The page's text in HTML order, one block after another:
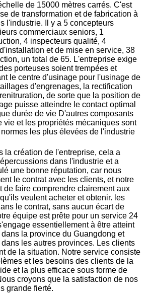
de 15000 mètres carrés. C'est
de transformation et de fabrication à
l'industrie. Il y a 5 concepteurs
commerciaux seniors, 1
4 inspecteurs qualité, 4
et de mise en service, 38
un total de 65. L'entreprise exige
porteuses soient trempées et
le centre d'usinage pour l'usinage de
d'engrenages, la rectification
de sorte que la position de
puisse atteindre le contact optimal
durée de vie D'autres composants
vie et les propriétés mécaniques sont
les plus élevées de l'industrie
la création de l'entreprise, cela a
dans l'industrie et a
une bonne réputation, car nous
le contrat avec les clients, et notre
de faire comprendre clairement aux
veulent acheter et obtenir. les
le contrat, sans aucun écart de
équipe est prête pour un service 24
essentiellement à être atteint
la province du Guangdong et
les autres provinces. Les clients
de la situation. Notre service consiste
et les besoins des clients de la
et la plus efficace sous forme de
croyons que la satisfaction de nos
grande fierté.